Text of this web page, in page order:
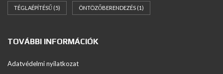
TÉGLAÉPÍTÉSŰ (5) ÖNTÖZŐBERENDEZÉS (1)
TOVÁBBI INFORMÁCIÓK
Adatvédelmi nyilatkozat